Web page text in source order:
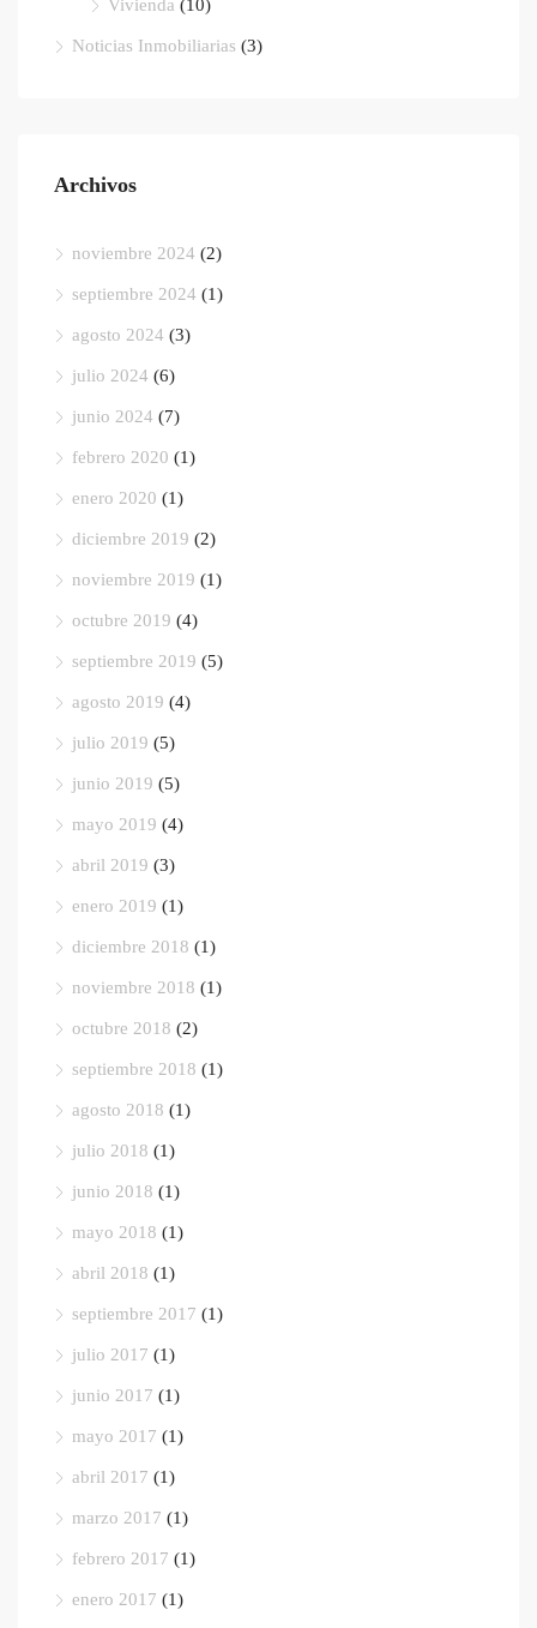
Vivienda (10)
Noticias Inmobiliarias (3)
Archivos
noviembre 2024 (2)
septiembre 2024 (1)
agosto 2024 (3)
julio 2024 (6)
junio 2024 (7)
febrero 2020 (1)
enero 2020 (1)
diciembre 2019 (2)
noviembre 2019 (1)
octubre 2019 (4)
septiembre 2019 (5)
agosto 2019 (4)
julio 2019 (5)
junio 2019 (5)
mayo 2019 (4)
abril 2019 (3)
enero 2019 (1)
diciembre 2018 (1)
noviembre 2018 (1)
octubre 2018 (2)
septiembre 2018 (1)
agosto 2018 (1)
julio 2018 (1)
junio 2018 (1)
mayo 2018 (1)
abril 2018 (1)
septiembre 2017 (1)
julio 2017 (1)
junio 2017 (1)
mayo 2017 (1)
abril 2017 (1)
marzo 2017 (1)
febrero 2017 (1)
enero 2017 (1)